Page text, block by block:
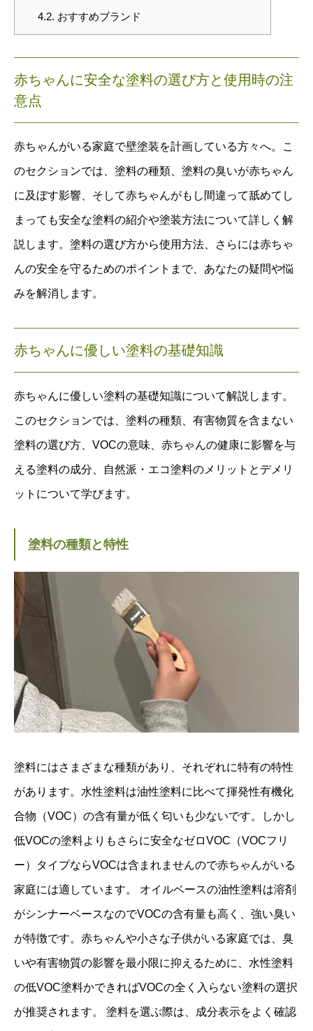
4.2. おすすめブランド
赤ちゃんに安全な塗料の選び方と使用時の注
意点
赤ちゃんがいる家庭で壁塗装を計画している方々へ。こ
のセクションでは、塗料の種類、塗料の臭いが赤ちゃん
に及ぼす影響、そして赤ちゃんがもし間違って舐めてし
まっても安全な塗料の紹介や塗装方法について詳しく解
説します。塗料の選び方から使用方法、さらには赤ちゃ
んの安全を守るためのポイントまで、あなたの疑問や悩
みを解消します。
赤ちゃんに優しい塗料の基礎知識
赤ちゃんに優しい塗料の基礎知識について解説します。
このセクションでは、塗料の種類、有害物質を含まない
塗料の選び方、VOCの意味、赤ちゃんの健康に影響を与
える塗料の成分、自然派・エコ塗料のメリットとデメリ
ットについて学びます。
塗料の種類と特性
塗料にはさまざまな種類があり、それぞれに特有の特性
があります。水性塗料は油性塗料に比べて揮発性有機化
合物（VOC）の含有量が低く匂いも少ないです。しかし
低VOCの塗料よりもさらに安全なゼロVOC（VOCフリ
ー）タイプならVOCは含まれませんので赤ちゃんがいる
家庭には適しています。 オイルベースの油性塗料は溶剤
がシンナーベースなのでVOCの含有量も高く、強い臭い
が特徴です。赤ちゃんや小さな子供がいる家庭では、臭
いや有害物質の影響を最小限に抑えるために、水性塗料
の低VOC塗料かできればVOCの全く入らない塗料の選択
が推奨されます。 塗料を選ぶ際は、成分表示をよく確認